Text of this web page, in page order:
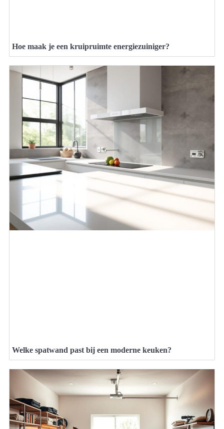
Hoe maak je een kruipruimte energiezuiniger?
Welke spatwand past bij een moderne keuken?